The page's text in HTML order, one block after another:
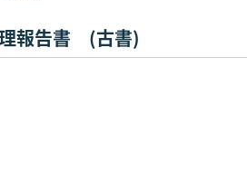
報告書 (古書)